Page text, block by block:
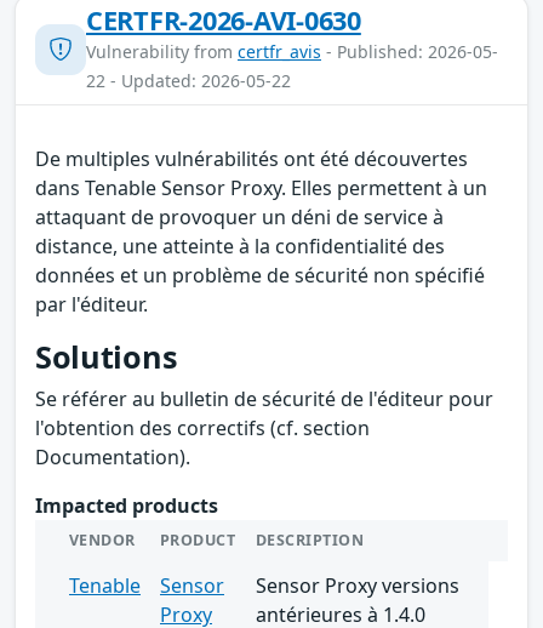
CERTFR-2026-AVI-0630
Vulnerability from certfr_avis - Published: 2026-05-
22 - Updated: 2026-05-22
De multiples vulnérabilités ont été découvertes
dans Tenable Sensor Proxy. Elles permettent à un
attaquant de provoquer un déni de service à
distance, une atteinte à la confidentialité des
données et un problème de sécurité non spécifié
par l'éditeur.
Solutions
Se référer au bulletin de sécurité de l'éditeur pour
l'obtention des correctifs (cf. section
Documentation).
Impacted products
VENDOR PRODUCT DESCRIPTION
Tenable
Sensor
Proxy
Sensor Proxy versions
antérieures à 1.4.0